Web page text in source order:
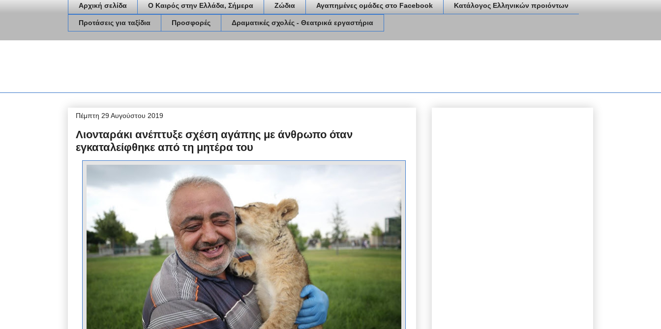
Αρχική σελίδα Ο Καιρός στην Ελλάδα, Σήμερα Ζώδια Αγαπημένες ομάδες στο Facebook Κατάλογος Ελληνικών προιόντων
Προτάσεις για ταξίδια Προσφορές Δραματικές σχολές - Θεατρικά εργαστήρια
Πέμπτη 29 Αυγούστου 2019
Λιονταράκι ανέπτυξε σχέση αγάπης με άνθρωπο όταν
εγκαταλείφθηκε από τη μητέρα του